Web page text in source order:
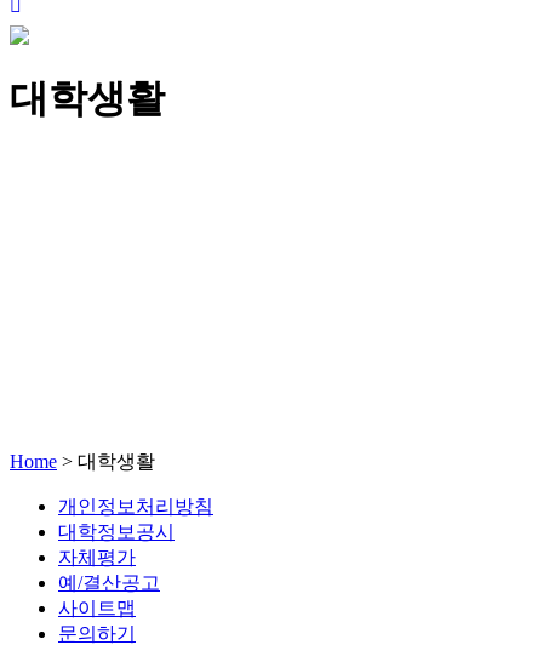
대학생활
Home > 대학생활
개인정보처리방침
대학정보공시
자체평가
예/결산공고
사이트맵
문의하기